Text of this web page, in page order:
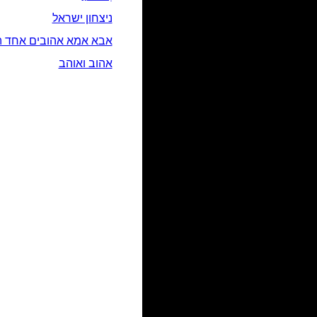
ניצחון ישראל
אבא אמא אהובים אחד
אהוב ואוהב